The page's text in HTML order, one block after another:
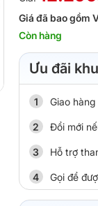
Giá đã bao gồm
Còn hàng
Ưu đãi
Giao
Đổi mới
Hỗ trợ
Gọi để